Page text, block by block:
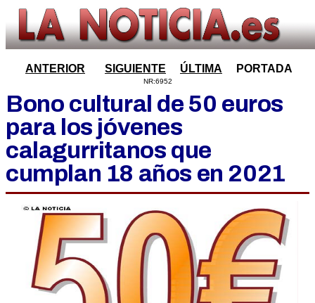
ANTERIOR SIGUIENTE ÚLTIMA PORTADA
NR:6952
Bono cultural de 50 euros
para los jóvenes
calagurritanos que
cumplan 18 años en 2021